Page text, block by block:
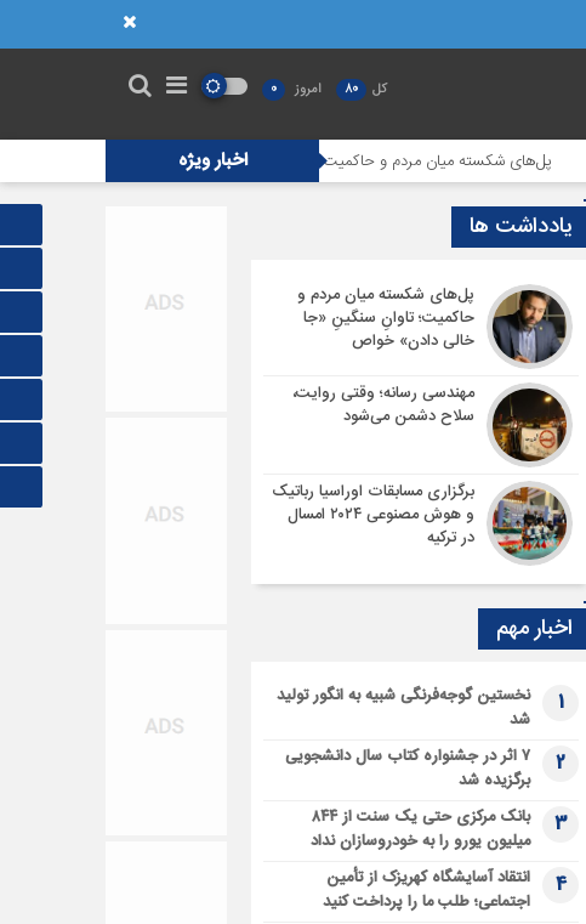
کل 80 امروز 0
اخبار ویژه
پل‌های شکسته میان مردم و حاکمیت؛ تاوانِ سنگینِ «جا خالی دادن» خواص
یادداشت ها
پل‌های شکسته میان مردم و
حاکمیت؛ تاوانِ سنگینِ «جا
خالی دادن» خواص
مهندسی رسانه؛ وقتی روایت،
سلاح دشمن می‌شود
برگزاری مسابقات اوراسیا رباتیک
و هوش مصنوعی ۲۰۲۴ امسال
در ترکیه
اخبار مهم
1
نخستین گوجه‌فرنگی شبیه به انگور تولید
شد
2
۷ اثر در جشنواره کتاب سال دانشجویی
برگزیده شد
3
بانک مرکزی حتی یک سنت از ۸۴۴
میلیون یورو را به خودروسازان نداد
4
انتقاد آسایشگاه کهریزک از تأمین
اجتماعی؛ طلب ما را پرداخت کنید